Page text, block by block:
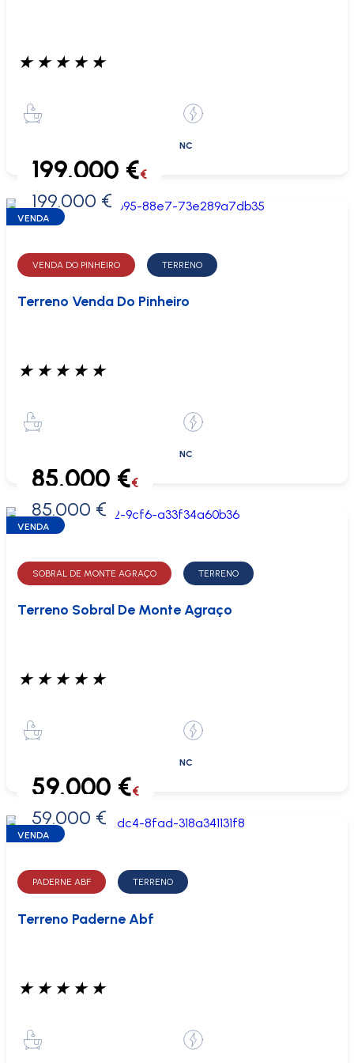
★ ★ ★ ★ ★
NC
0 €
199.000 €€
199.000 €
VENDA
VENDA DO PINHEIRO TERRENO
Terreno Venda Do Pinheiro
★ ★ ★ ★ ★
NC
0 €
85.000 €€
85.000 €
VENDA
SOBRAL DE MONTE AGRAÇO TERRENO
Terreno Sobral De Monte Agraço
★ ★ ★ ★ ★
NC
0 €
59.000 €€
59.000 €
VENDA
PADERNE ABF TERRENO
Terreno Paderne Abf
★ ★ ★ ★ ★